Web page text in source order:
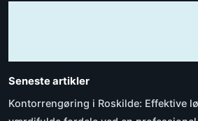
Seneste artikler
Kontorrengøring i Roskilde: Effektive